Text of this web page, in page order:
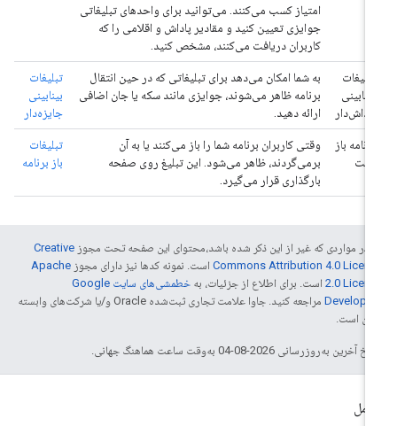
امتیاز کسب می‌کنند. می‌توانید برای واحدهای تبلیغاتی
جوایزی تعیین کنید و مقادیر پاداش و اقلامی را که
کاربران دریافت می‌کنند، مشخص کنید.
تبلیغات
بینابینی
پاداش‌دار
به شما امکان می‌دهد برای تبلیغاتی که در حین انتقال
برنامه ظاهر می‌شوند، جوایزی مانند سکه یا جان اضافی
ارائه دهید.
تبلیغات
بینابینی
جایزه‌دار
برنامه باز
وقتی کاربران برنامه شما را باز می‌کنند یا به آن
برمی‌گردند، ظاهر می‌شود. این تبلیغ روی صفحه
بارگذاری قرار می‌گیرد.
تبلیغات
باز برنامه
در مواردی که غیر از این ذکر شده باشد،‌محتوای این صفحه تحت مجوزCreative
Commons Attribution 4.0است. نمونه کدها نیز دارای مجوزApache
2.0است. برای اطلاع از جزئیات، به
خطمشی‌های سایت Google
مراجعه کنید. جاوا علامت تجاری ثبت‌شده Oracle و/یا شرکت‌های وابسته
آن است.
آخرین به‌روزرسانی 2026-08-04 به‌وقت ساعت هماهنگ جهانی.